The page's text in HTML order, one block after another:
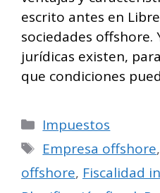
escrito antes en
sociedades offshore.
jurídicas existen,
que condiciones
Categorías
Impuestos
Etiquetas
Empresa offshore,
offshore, Fiscalidad